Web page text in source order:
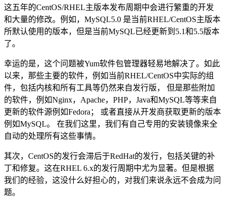
这五年的CentOS/RHEL主版本发布周期中会进行繁重的开发
和大量的修改。例如，MySQL5.0 是当前RHEL/CentOS主版本
所默认使用的版本，但是当前MySQL已经更新到5.1和5.5版本
了。
幸运的是，这个问题被Yum软件包管理器轻易地解决了。如此
以来，那些主要的软件，例如当前RHEL/CentOS中实际的组
件，包括内核和所有工具等仍然来自发行版， 但是那些附加
的软件，例如Nginx，Apache，PHP，Java和MySQL等等来自
更新的软件源例如Fedora； 或者直接从开发商获取更新的版本
例如MySQL。 在我们这里，我们有自己专用的安装镜像来全
自动的处理所有这些事情。
其次，CentOS的发行会滞后于RedHat的发行，包括关键的补
丁和修复。这在RHEL 6.x的发行周期中尤为显著。但是根据
我们的经验，这没什么好担心的，对我们来说永远不会成为问
题。